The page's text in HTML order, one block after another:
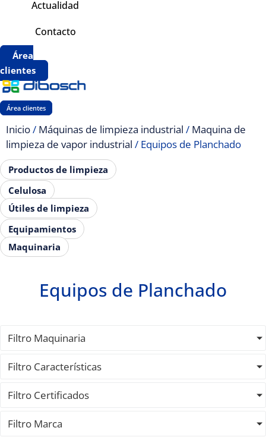
Actualidad
Contacto
Área
clientes
Área clientes
Inicio/ Máquinas de limpieza industrial / Maquina de
limpieza de vapor industrial / Equipos de Planchado
Productos de limpieza
Celulosa
Útiles de limpieza
Equipamientos
Maquinaria
Equipos de Planchado
Filtro Maquinaria
Filtro Características
Filtro Certificados
Filtro Marca